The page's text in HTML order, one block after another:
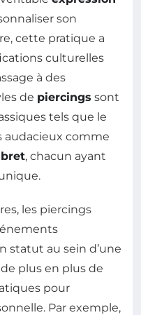
son
cette pratique a
culturelles
à des
de piercings sont
tels que le
audacieux comme
, chacun ayant
les piercings
statut au sein d’une
plus en plus de
pour
Par exemple,